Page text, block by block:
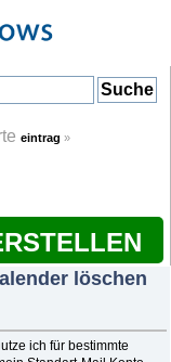
eintrag »
löschen
ich für bestimmte